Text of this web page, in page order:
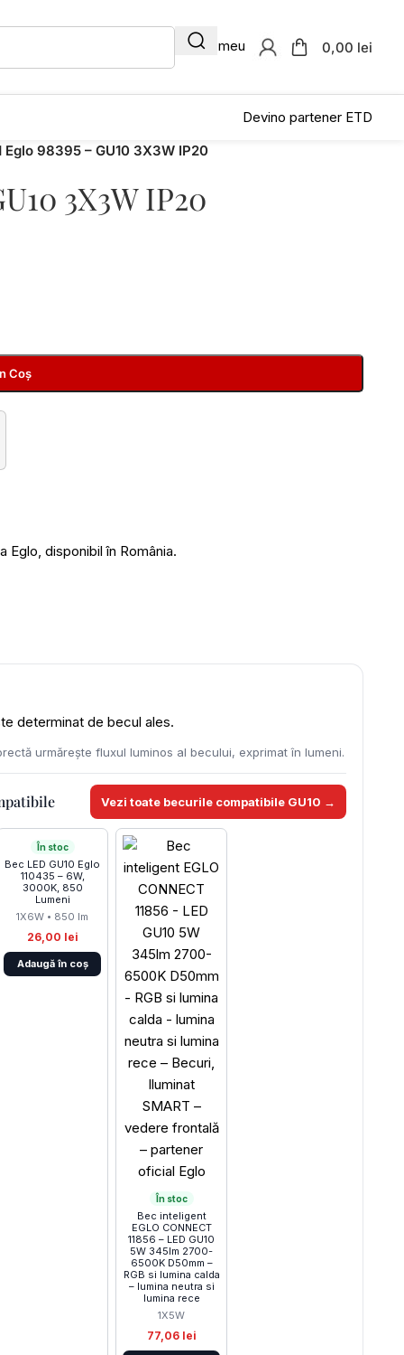
Contul meu 0,00 lei
Devino partener ETD
Eglo 98395 – GU10 3X3W IP20
3X3W IP20
Coș
Eglo, disponibil în România.
determinat de becul ales.
urmărește fluxul luminos al becului, exprimat în lumeni.
Vezi toate becurile compatibile GU10 →
În stoc
Bec LED GU10 Eglo
110435 – 6W,
3000K, 850
Lumeni
1X6W • 850 lm
26,00 lei
Adaugă în coș
În stoc
Bec inteligent
EGLO CONNECT
11856 – LED GU10
5W 345lm 2700-
6500K D50mm –
RGB si lumina calda
– lumina neutra si
lumina rece
1X5W
77,06 lei